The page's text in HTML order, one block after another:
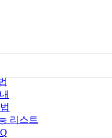
리스트